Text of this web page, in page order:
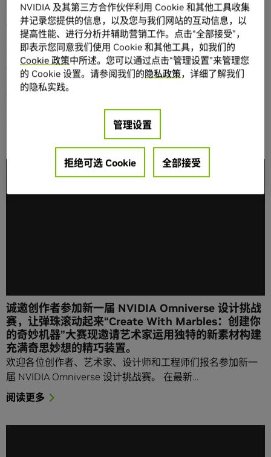
Dead, Horizon Zero Dawn, Metal Gear Solid V, Starcraft 2,
and Diablo 3. His work and artistic style falls under
industrial design, concept design, sci-fi, and surreal.
Gabriele's artwork has been featured in various movies,
games, magazines, commercials, keynotes, and gallery
exhibitions. Gabriele leads the team that created the
first NVIDIA real-time playable simulation based on the
NVIDIA Omniverse platform, Marbles RTX. Follow Gabriele
on Twitter @hexeract01.
诚邀创作者参加新一届 NVIDIA Omniverse 设计挑战
赛，让弹珠滚动起来“Create With Marbles：创建你
的奇妙机器”大赛现邀请艺术家运用独特的新素材构建
充满奇思妙想的精巧装置。
欢迎各位创作者、艺术家、设计师和工程师们报名参加新一
届 NVIDIA Omniverse 设计挑战赛。 在最新…
阅读更多
NVIDIA 及其第三方合作伙伴利用 Cookie 和其他工具收集
并记录您提供的信息，以及您与我们网站的互动信息，以
提高性能、进行分析并辅助营销工作。点击“全部接受”，
即表示您同意我们使用 Cookie 和其他工具，如我们的
Cookie 政策中所述。您可以通过点击“管理设置”来管理您
的 Cookie 设置。请参阅我们的隐私政策，详细了解我们
的隐私实践。
管理设置
拒绝可选 Cookie 全部接受